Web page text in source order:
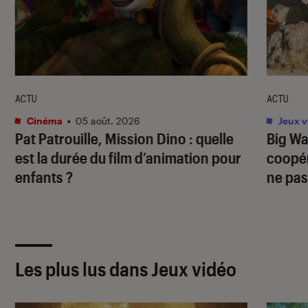
Pat Patrouille, Mission Dino : quelle
est la durée du film d’animation pour
enfants ?
ACTU
Cinéma • 05 août. 2026
Big
ne
ACTU
Jeux
Les plus lus dans Jeux vidéo